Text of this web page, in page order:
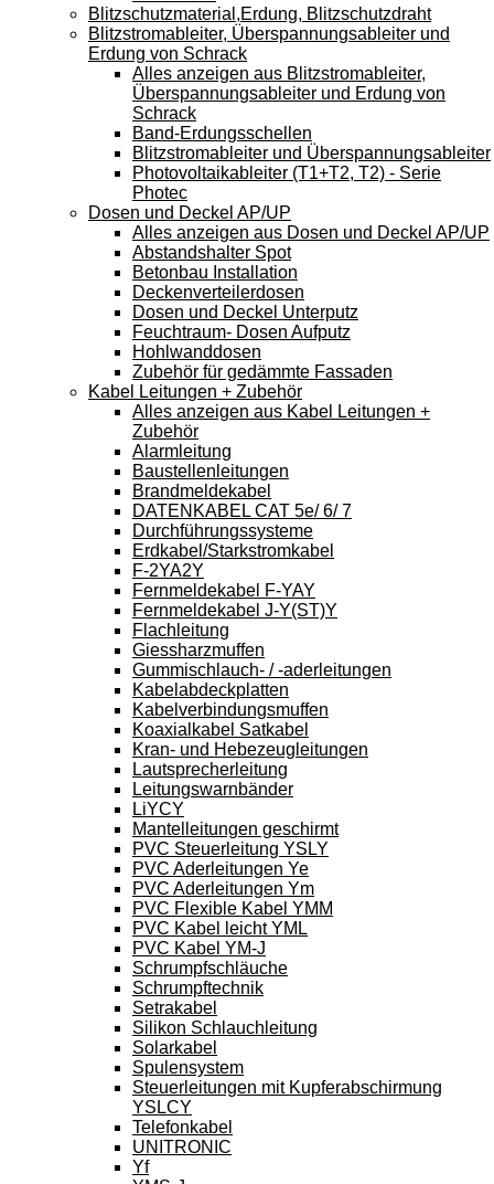
Blitzschutzmaterial,Erdung, Blitzschutzdraht
Blitzstromableiter, Überspannungsableiter und
Erdung von Schrack
Alles anzeigen aus Blitzstromableiter,
Überspannungsableiter und Erdung von
Schrack
Band-Erdungsschellen
Blitzstromableiter und Überspannungsableiter
Photovoltaikableiter (T1+T2, T2) - Serie
Photec
Dosen und Deckel AP/UP
Alles anzeigen aus Dosen und Deckel AP/UP
Abstandshalter Spot
Betonbau Installation
Deckenverteilerdosen
Dosen und Deckel Unterputz
Feuchtraum- Dosen Aufputz
Hohlwanddosen
Zubehör für gedämmte Fassaden
Kabel Leitungen + Zubehör
Alles anzeigen aus Kabel Leitungen +
Zubehör
Alarmleitung
Baustellenleitungen
Brandmeldekabel
DATENKABEL CAT 5e/ 6/ 7
Durchführungssysteme
Erdkabel/Starkstromkabel
F-2YA2Y
Fernmeldekabel F-YAY
Fernmeldekabel J-Y(ST)Y
Flachleitung
Giessharzmuffen
Gummischlauch- / -aderleitungen
Kabelabdeckplatten
Kabelverbindungsmuffen
Koaxialkabel Satkabel
Kran- und Hebezeugleitungen
Lautsprecherleitung
Leitungswarnbänder
LiYCY
Mantelleitungen geschirmt
PVC Steuerleitung YSLY
PVC Aderleitungen Ye
PVC Aderleitungen Ym
PVC Flexible Kabel YMM
PVC Kabel leicht YML
PVC Kabel YM-J
Schrumpfschläuche
Schrumpftechnik
Setrakabel
Silikon Schlauchleitung
Solarkabel
Spulensystem
Steuerleitungen mit Kupferabschirmung
YSLCY
Telefonkabel
UNITRONIC
Yf